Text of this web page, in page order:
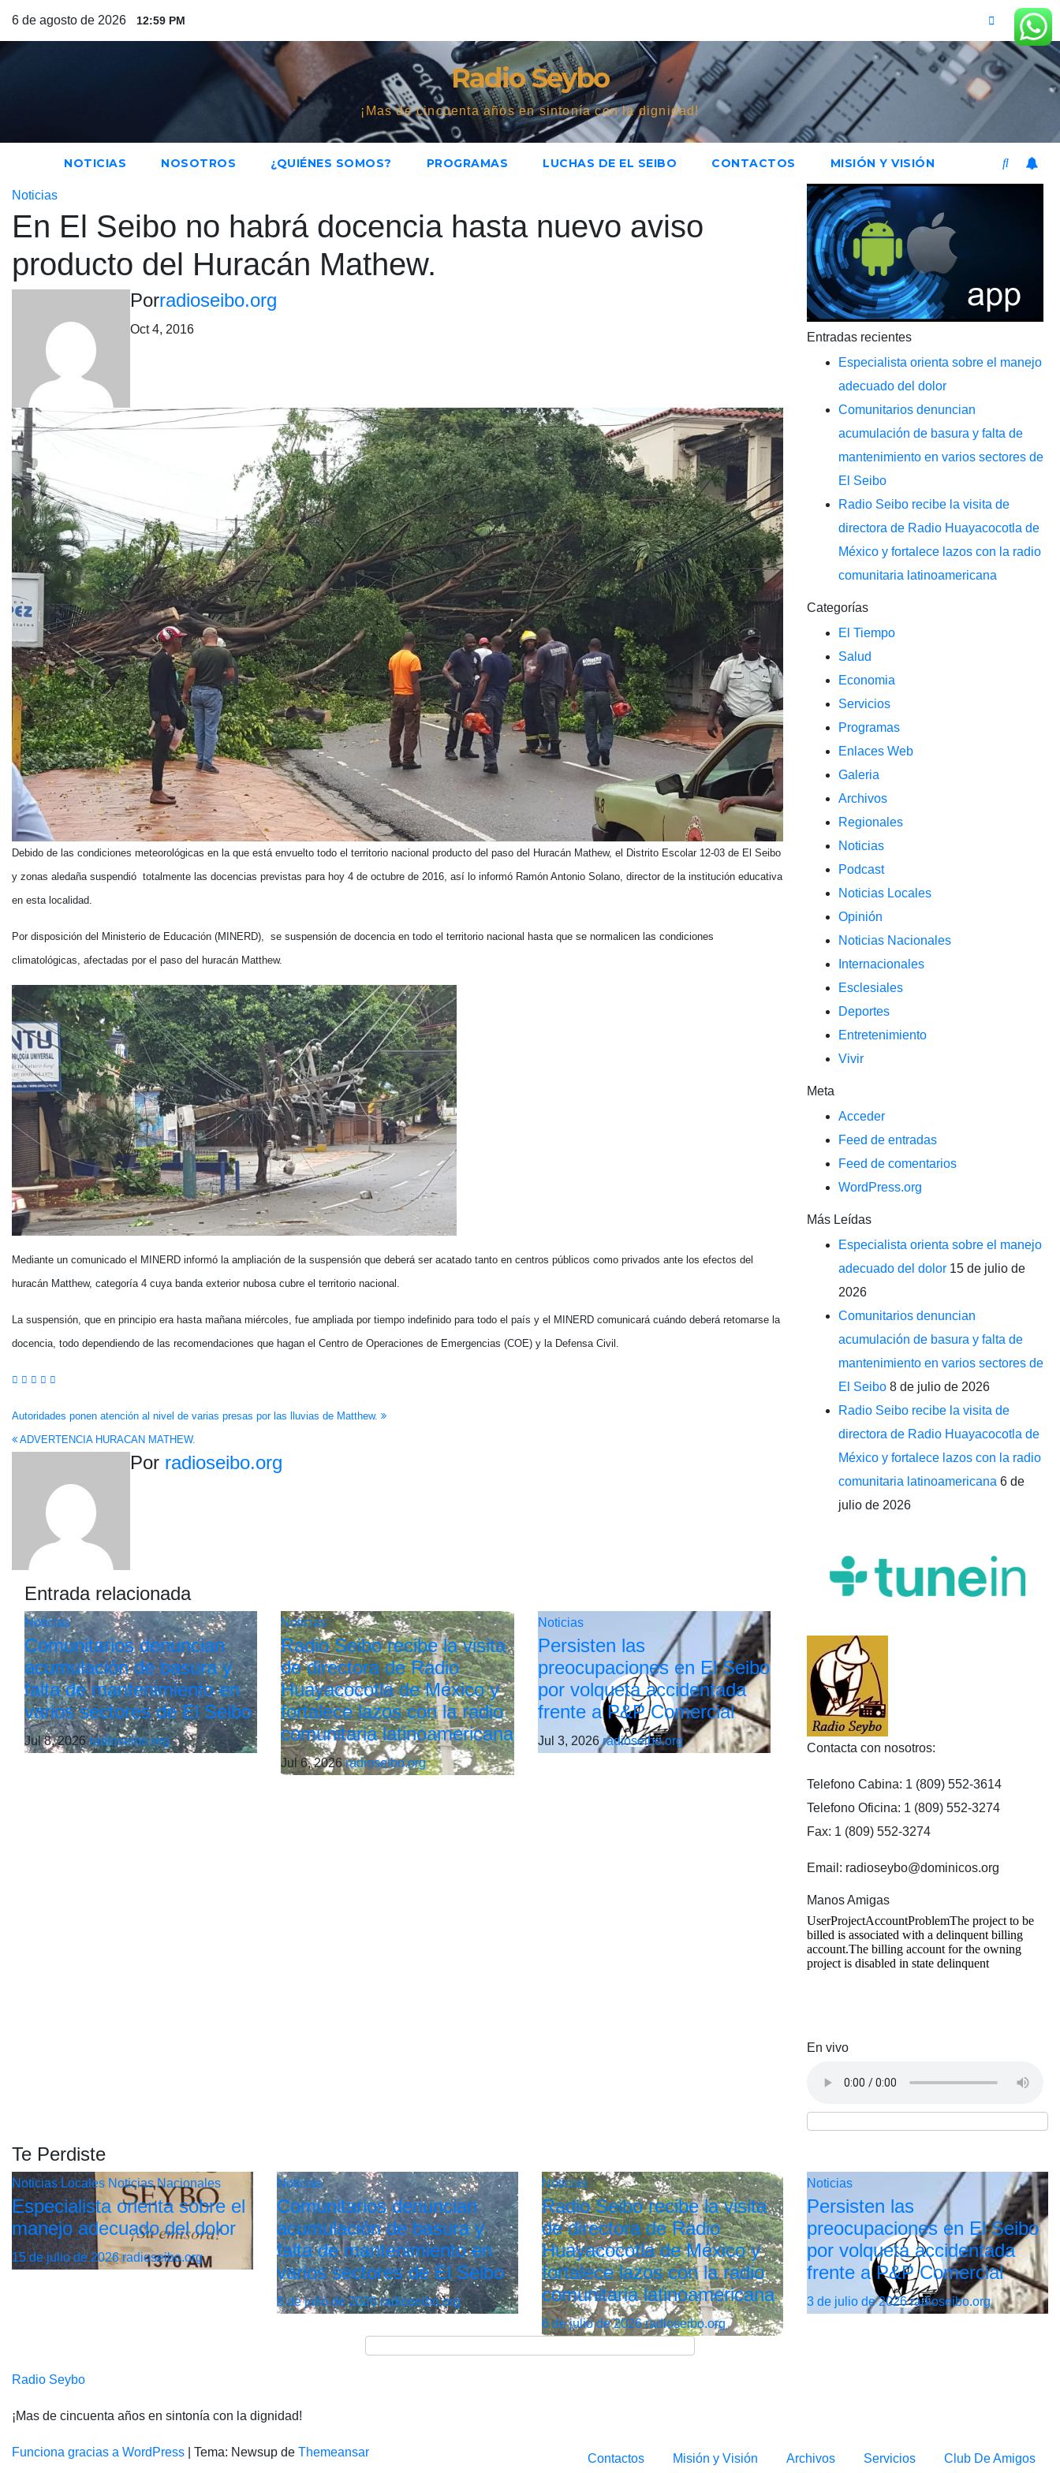
6 de agosto de 2026 12:59 PM
Radio Seybo
¡Mas de cincuenta años en sintonía con la dignidad!
NOTICIAS NOSOTROS ¿QUIÉNES SOMOS? PROGRAMAS LUCHAS DE EL SEIBO CONTACTOS MISIÓN Y VISIÓN
Noticias
En El Seibo no habrá docencia hasta nuevo aviso
producto del Huracán Mathew.
Porradioseibo.org
Oct 4, 2016
Debido de las condiciones meteorológicas en la que está envuelto todo el territorio nacional producto del paso del Huracán Mathew, el Distrito Escolar 12-03 de El Seibo
y zonas aledaña suspendió totalmente las docencias previstas para hoy 4 de octubre de 2016, así lo informó Ramón Antonio Solano, director de la institución educativa
en esta localidad.
Por disposición del Ministerio de Educación (MINERD), se suspensión de docencia en todo el territorio nacional hasta que se normalicen las condiciones
climatológicas, afectadas por el paso del huracán Matthew.
Mediante un comunicado el MINERD informó la ampliación de la suspensión que deberá ser acatado tanto en centros públicos como privados ante los efectos del
huracán Matthew, categoría 4 cuya banda exterior nubosa cubre el territorio nacional.
La suspensión, que en principio era hasta mañana miércoles, fue ampliada por tiempo indefinido para todo el país y el MINERD comunicará cuándo deberá retomarse la
docencia, todo dependiendo de las recomendaciones que hagan el Centro de Operaciones de Emergencias (COE) y la Defensa Civil.
Navegación
de
entradas
Autoridades ponen atención al nivel de varias presas por las lluvias de Matthew.
ADVERTENCIA HURACAN MATHEW.
Por radioseibo.org
Entrada relacionada
Noticias
Comunitarios denuncian
acumulación de basura y
falta de mantenimiento en
varios sectores de El Seibo
Jul 8, 2026radioseibo.org
Noticias
Radio Seibo recibe la visita
de directora de Radio
Huayacocotla de México y
fortalece lazos con la radio
comunitaria latinoamericana
Jul 6, 2026radioseibo.org
Noticias
Persisten las
preocupaciones en El Seibo
por volqueta accidentada
frente a P&P Comercial
Jul 3, 2026radioseibo.org
Entradas recientes
Especialista orienta sobre el manejo
adecuado del dolor
Comunitarios denuncian
acumulación de basura y falta de
mantenimiento en varios sectores de
El Seibo
Radio Seibo recibe la visita de
directora de Radio Huayacocotla de
México y fortalece lazos con la radio
comunitaria latinoamericana
Categorías
El Tiempo
Salud
Economia
Servicios
Programas
Enlaces Web
Galeria
Archivos
Regionales
Noticias
Podcast
Noticias Locales
Opinión
Noticias Nacionales
Internacionales
Esclesiales
Deportes
Entretenimiento
Vivir
Meta
Acceder
Feed de entradas
Feed de comentarios
WordPress.org
Más Leídas
Especialista orienta sobre el manejo
adecuado del dolor 15 de julio de
2026
Comunitarios denuncian
acumulación de basura y falta de
mantenimiento en varios sectores de
El Seibo 8 de julio de 2026
Radio Seibo recibe la visita de
directora de Radio Huayacocotla de
México y fortalece lazos con la radio
comunitaria latinoamericana 6 de
julio de 2026
Contacta con nosotros:
Telefono Cabina: 1 (809) 552-3614
Telefono Oficina: 1 (809) 552-3274
Fax: 1 (809) 552-3274
Email: radioseybo@dominicos.org
Manos Amigas
En vivo
Te Perdiste
Noticias Locales Noticias Nacionales
Especialista orienta sobre el
manejo adecuado del dolor
15 de julio de 2026radioseibo.org
Noticias
Comunitarios denuncian
acumulación de basura y
falta de mantenimiento en
varios sectores de El Seibo
8 de julio de 2026radioseibo.org
Noticias
Radio Seibo recibe la visita
de directora de Radio
Huayacocotla de México y
fortalece lazos con la radio
comunitaria latinoamericana
6 de julio de 2026radioseibo.org
Noticias
Persisten las
preocupaciones en El Seibo
por volqueta accidentada
frente a P&P Comercial
3 de julio de 2026radioseibo.org
Radio Seybo
¡Mas de cincuenta años en sintonía con la dignidad!
Funciona gracias a WordPress Tema: Newsup de Themeansar Contactos Misión y Visión Archivos Servicios Club De Amigos